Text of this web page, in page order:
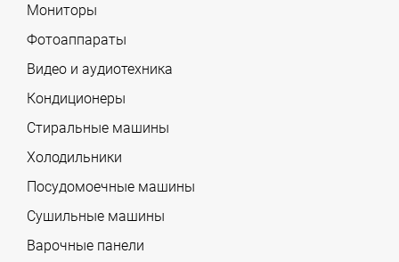
Мониторы
Фотоаппараты
Видео и аудиотехника
Кондиционеры
Стиральные машины
Холодильники
Посудомоечные машины
Сушильные машины
Варочные панели